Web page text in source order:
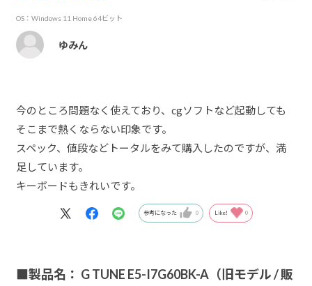
OS：Windows 11 Home 64ビット
ゆみん
今のところ問題なく使えており、cgソフトなど起動しても
そこまで熱くならない印象です。
スペック、値段などトータルをみて購入したのですが、満
足しています。
キーボードもきれいです。
参考になった 0 Like! 0
■製品名： G TUNE E5-I7G60BK-A（旧モデル / 販